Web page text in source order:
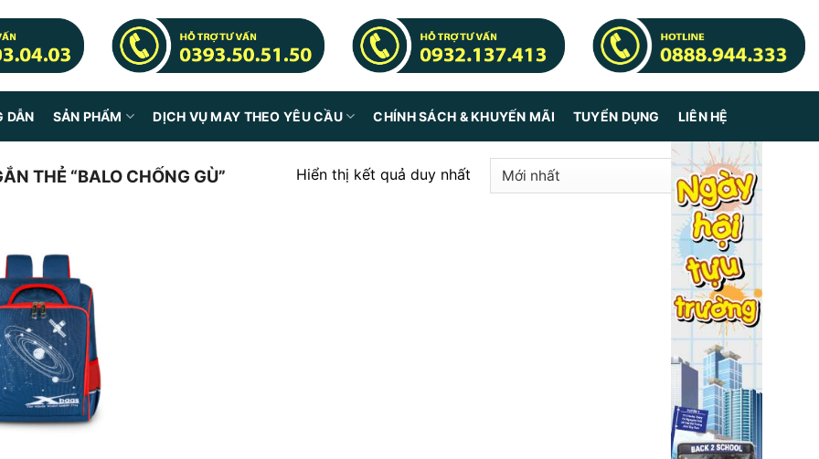
DẪN SẢN PHẨM DỊCH VỤ MAY THEO YÊU CẦU CHÍNH SÁCH & KHUYẾN MÃI TUYỂN DỤNG LIÊN HỆ
THẺ “BALO CHỐNG GÙ” Hiển thị kết quả duy nhất